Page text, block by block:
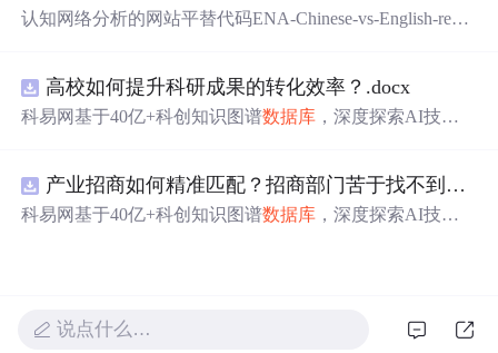
智能化发展。
认知网络分析的网站平替代码ENA-Chinese-vs-English-repro
高校如何提升科研成果的转化效率？.docx
科易网基于40亿+科创知识图谱数据库 ，深度探索AI技术
新领域的AI+数智化解决方案，推动科技创新与产业创新
智能化发展。
产业招商如何精准匹配？招商部门苦于找不到符合产业链补链强链方向的目标企业怎么办？.docx
科易网基于40亿+科创知识图谱数据库 ，深度探索AI技术
说点什么…